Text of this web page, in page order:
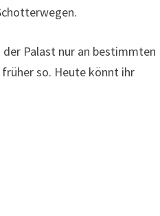
Palast nur an bestimmten
so. Heute könnt ihr